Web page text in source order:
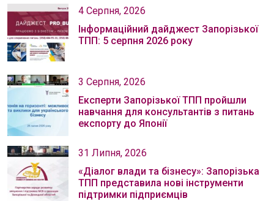
4 Серпня, 2026
Інформаційний дайджест Запорізької
ТПП: 5 серпня 2026 року
3 Серпня, 2026
Експерти Запорізької ТПП пройшли
навчання для консультантів з питань
експорту до Японії
31 Липня, 2026
«Діалог влади та бізнесу»: Запорізька
ТПП представила нові інструменти
підтримки підприємців